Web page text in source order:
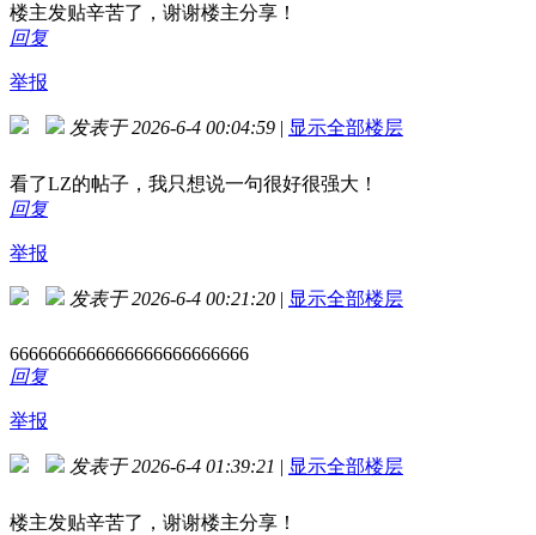
楼主发贴辛苦了，谢谢楼主分享！
回复
举报
发表于 2026-6-4 00:04:59 | 显示全部楼层
看了LZ的帖子，我只想说一句很好很强大！
回复
举报
发表于 2026-6-4 00:21:20 | 显示全部楼层
6666666666666666666666666
回复
举报
发表于 2026-6-4 01:39:21 | 显示全部楼层
楼主发贴辛苦了，谢谢楼主分享！